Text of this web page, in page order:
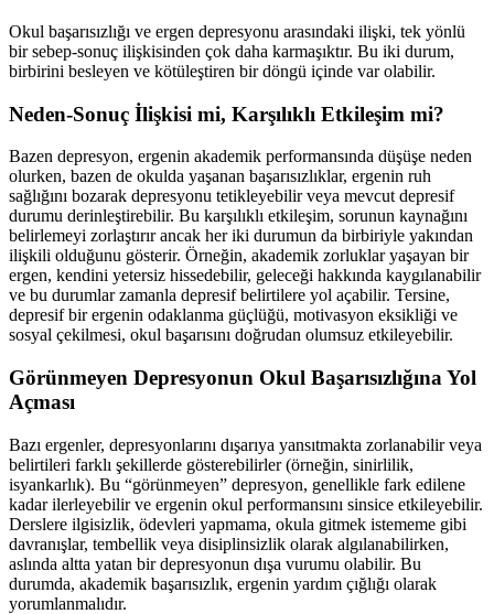
Okul başarısızlığı ve ergen depresyonu arasındaki ilişki, tek yönlü
bir sebep-sonuç ilişkisinden çok daha karmaşıktır. Bu iki durum,
birbirini besleyen ve kötüleştiren bir döngü içinde var olabilir.
Neden-Sonuç İlişkisi mi, Karşılıklı Etkileşim mi?
Bazen depresyon, ergenin akademik performansında düşüşe neden
olurken, bazen de okulda yaşanan başarısızlıklar, ergenin ruh
sağlığını bozarak depresyonu tetikleyebilir veya mevcut depresif
durumu derinleştirebilir. Bu karşılıklı etkileşim, sorunun kaynağını
belirlemeyi zorlaştırır ancak her iki durumun da birbiriyle yakından
ilişkili olduğunu gösterir. Örneğin, akademik zorluklar yaşayan bir
ergen, kendini yetersiz hissedebilir, geleceği hakkında kaygılanabilir
ve bu durumlar zamanla depresif belirtilere yol açabilir. Tersine,
depresif bir ergenin odaklanma güçlüğü, motivasyon eksikliği ve
sosyal çekilmesi, okul başarısını doğrudan olumsuz etkileyebilir.
Görünmeyen Depresyonun Okul Başarısızlığına Yol
Açması
Bazı ergenler, depresyonlarını dışarıya yansıtmakta zorlanabilir veya
belirtileri farklı şekillerde gösterebilirler (örneğin, sinirlilik,
isyankarlık). Bu “görünmeyen” depresyon, genellikle fark edilene
kadar ilerleyebilir ve ergenin okul performansını sinsice etkileyebilir.
Derslere ilgisizlik, ödevleri yapmama, okula gitmek istememe gibi
davranışlar, tembellik veya disiplinsizlik olarak algılanabilirken,
aslında altta yatan bir depresyonun dışa vurumu olabilir. Bu
durumda, akademik başarısızlık, ergenin yardım çığlığı olarak
yorumlanmalıdır.